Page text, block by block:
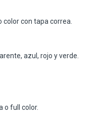
con tapa correa.
azul, rojo y verde.
o full color.